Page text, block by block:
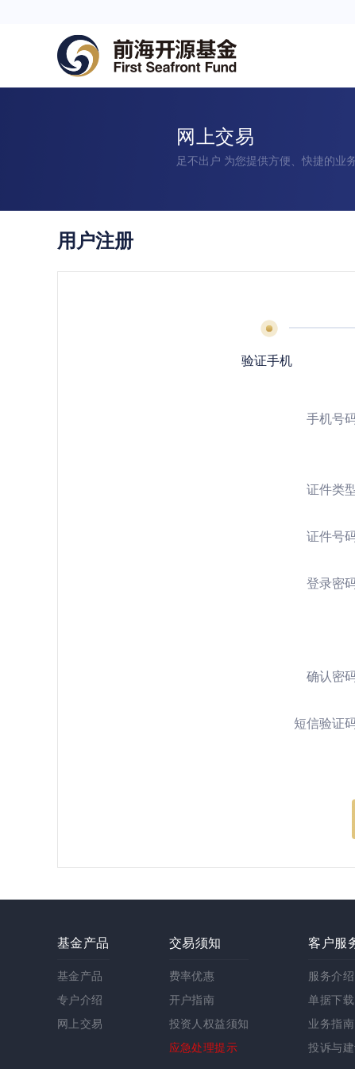
网上交易
足不出户 为您提供方便、快捷的业
用户注册
验证手机
手机号
证件类
证件号
登录密
确认密
短信验证
基金产品
基金产品
专户介绍
网上交易
交易须知
费率优惠
开户指南
投资人权益须知
应急处理提示
客户服
服务介绍
单据下载
业务指南
投诉与